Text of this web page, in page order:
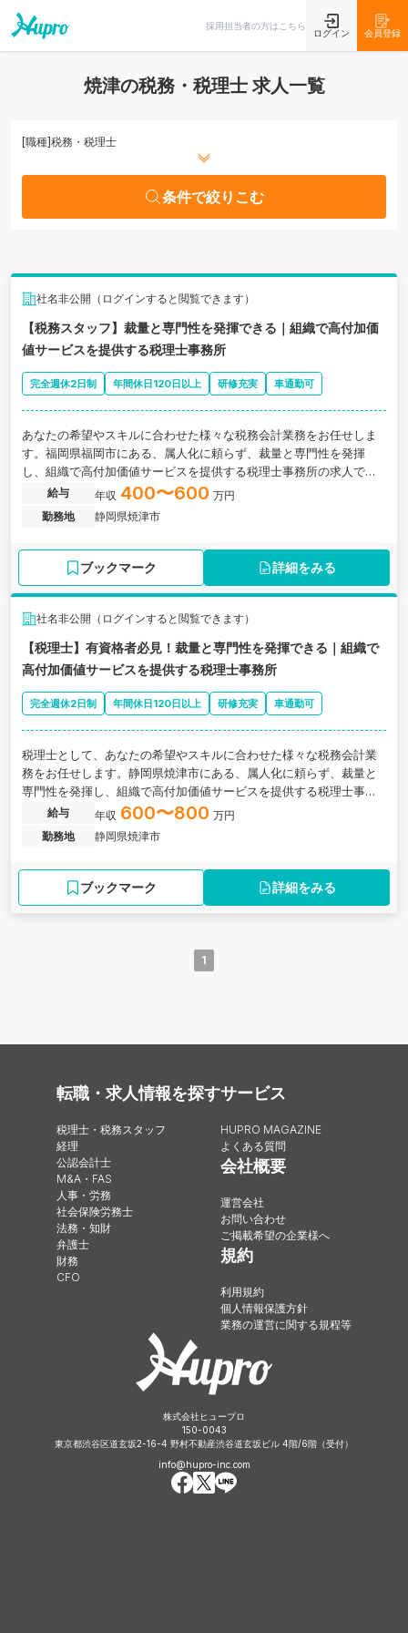
採用担当者の方はこちら
ログイン 会員登録
焼津の税務・税理士 求人一覧
[職種]税務・税理士
条件で絞りこむ
社名非公開（ログインすると閲覧できます）
【税務スタッフ】裁量と専門性を発揮できる｜組織で高付加価
値サービスを提供する税理士事務所
完全週休2日制 年間休日120日以上 研修充実 車通勤可
あなたの希望やスキルに合わせた様々な税務会計業務をお任せしま
す。福岡県福岡市にある、属人化に頼らず、裁量と専門性を発揮
し、組織で高付加価値サービスを提供する税理士事務所の求人で
給与 年収 400〜600 万円
勤務地
静岡県焼津市
ブックマーク 詳細をみる
社名非公開（ログインすると閲覧できます）
【税理士】有資格者必見！裁量と専門性を発揮できる｜組織で
高付加価値サービスを提供する税理士事務所
完全週休2日制 年間休日120日以上 研修充実 車通勤可
税理士として、あなたの希望やスキルに合わせた様々な税務会計業
務をお任せします。静岡県焼津市にある、属人化に頼らず、裁量と
専門性を発揮し、組織で高付加価値サービスを提供する税理士事務
所の求人です。
給与 年収 600〜800 万円
勤務地
静岡県焼津市
ブックマーク 詳細をみる
1
転職・求人情報を探す
税理士・税務スタッフ
経理
公認会計士
M&A・FAS
人事・労務
社会保険労務士
法務・知財
弁護士
財務
CFO
サービス
HUPRO MAGAZINE
よくある質問
会社概要
運営会社
お問い合わせ
ご掲載希望の企業様へ
規約
利用規約
個人情報保護方針
業務の運営に関する規程等
株式会社ヒュープロ
150-0043
東京都渋谷区道玄坂2-16-4 野村不動産渋谷道玄坂ビル 4階/6階（受付）
info@hupro-inc.com